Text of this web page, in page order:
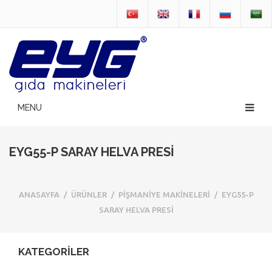
EYG55-P SARAY HELVA PRESİ
ANASAYFA / ÜRÜNLER / PİŞMANİYE MAKİNELERİ /
EYG55-P
SARAY HELVA PRESİ
KATEGORİLER